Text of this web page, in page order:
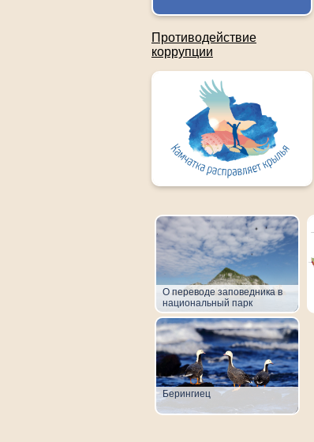
Противодействие
коррупции
О переводе заповедника в
национальный парк
Берингиец